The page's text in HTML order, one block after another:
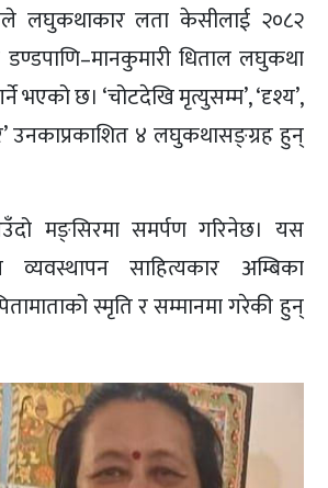
लघुकथाकार लता केसीलाई २०८२
डण्डपाणि–मानकुमारी धिताल लघुकथा
भएको छ। ‘चोटदेखि मृत्युसम्म’, ‘दृश्य’,
उनकाप्रकाशित ४ लघुकथासङ्ग्रह हुन्
मङ्सिरमा समर्पण गरिनेछ। यस
साहित्यकार अम्बिका
स्मृति र सम्मानमा गरेकी हुन्